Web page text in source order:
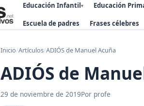
Educación Infantil▾ Educación
Escuela de padres Frases célebres
Inicio/Artículos/ADIÓS de Manuel Acuña
ADIÓS de
29 de noviembre de 2019Por profe